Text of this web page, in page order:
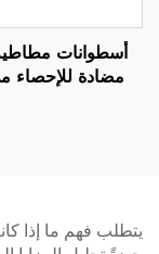
أسطوانات
مضادة للإحصاء
يتطلب فهم ما إذا